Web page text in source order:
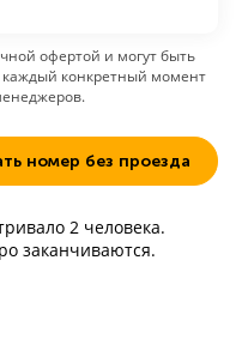
офертой и могут быть
конкретный момент
номер без проезда
2 человека.
заканчиваются.